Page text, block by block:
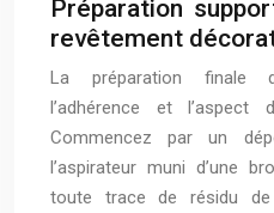
Préparation
revêtement
La préparation finale
l’adhérence et l’aspect
Commencez par un
l’aspirateur muni d’une
toute trace de résidu de